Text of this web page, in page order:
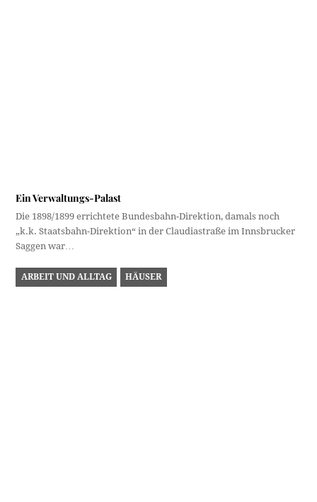
Ein Verwaltungs-Palast
Die 1898/1899 errichtete Bundesbahn-Direktion, damals noch
„k.k. Staatsbahn-Direktion“ in der Claudiastraße im Innsbrucker
Saggen war…
ARBEIT UND ALLTAG HÄUSER